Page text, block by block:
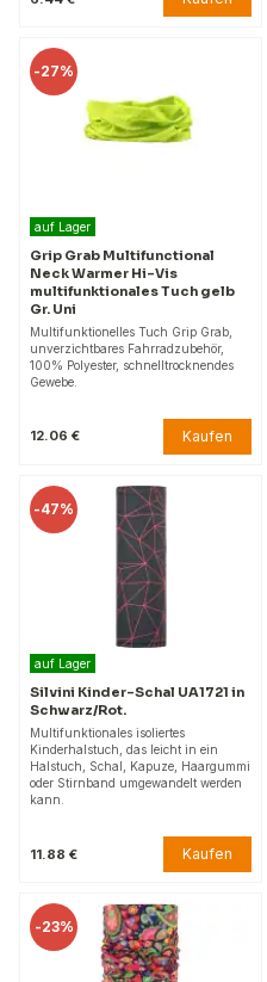
-27%
auf Lager
Grip Grab Multifunctional
Neck Warmer Hi-Vis
multifunktionales Tuch gelb
Gr. Uni
Multifunktionelles Tuch Grip Grab,
unverzichtbares Fahrradzubehör,
100% Polyester, schnelltrocknendes
Gewebe.
12.06 € Kaufen
-47%
auf Lager
Silvini Kinder-Schal UA1721 in
Schwarz/Rot.
Multifunktionales isoliertes
Kinderhalstuch, das leicht in ein
Halstuch, Schal, Kapuze, Haargummi
oder Stirnband umgewandelt werden
kann.
11.88 € Kaufen
-23%